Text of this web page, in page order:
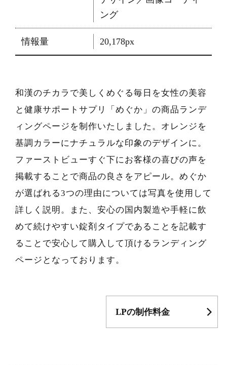
ング
情報量 20,178px
和漢のチカラで美しくめぐる毎日を女性の美容
と健康サポートサプリ「めぐか」の商品ランデ
ィングページを制作いたしました。オレンジを
基調カラーにナチュラルな印象のデザインに。
ファーストビューすぐ下にお客様の喜びの声を
掲載することで商品の良さをアピール。めぐか
が選ばれる3つの理由については写真を使用して
詳しく説明。また、安心の国内製造や手軽に飲
めて続けやすい錠剤タイプであることを記載す
ることで安心して購入して頂けるランディング
ページとなっております。
LPの制作料金